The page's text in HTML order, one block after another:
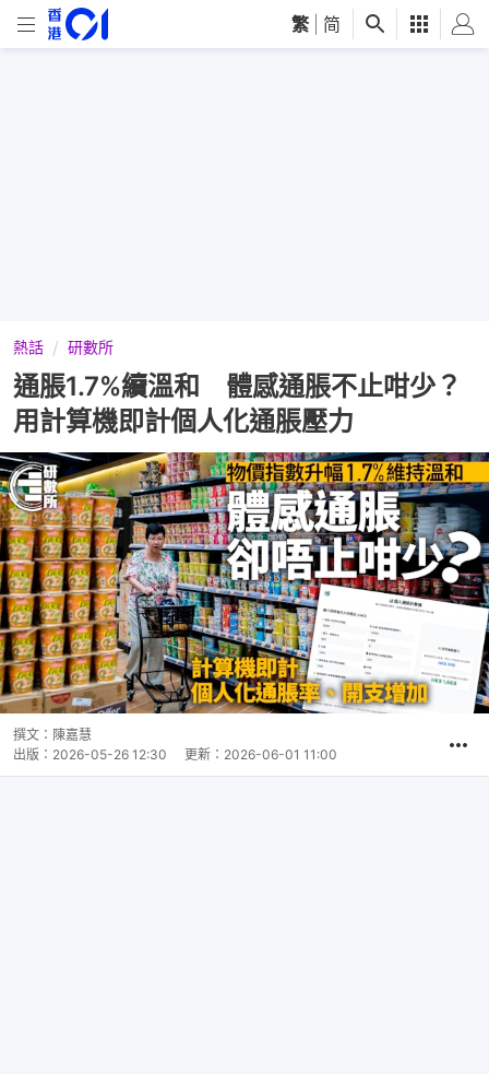
繁 简
熱話 研數所
通脹1.7%續溫和 體感通脹不止咁少？
用計算機即計個人化通脹壓力
撰文： 陳嘉慧
出版： 2026-05-26 12:30 更新： 2026-06-01 11:00